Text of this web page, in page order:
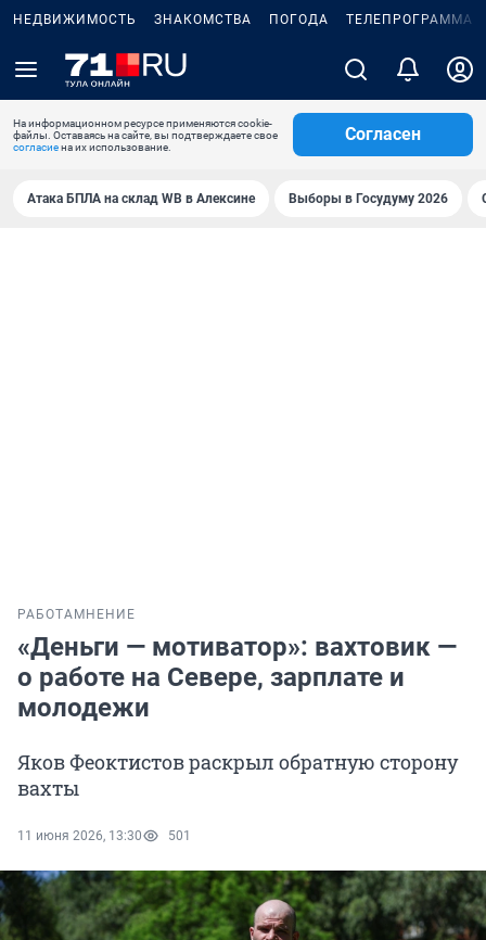
НЕДВИЖИМОСТЬ ЗНАКОМСТВА ПОГОДА ТЕЛЕПРОГРАММА
На информационном ресурсе применяются cookie-
файлы. Оставаясь на сайте, вы подтверждаете свое
согласиена их использование.
Согласен
Атака БПЛА на склад WB в Алексине Выборы в Госудуму 2026
РАБОТА МНЕНИЕ
«Деньги — мотиватор»: вахтовик —
о работе на Севере, зарплате и
молодежи
Яков Феоктистов раскрыл обратную сторону
вахты
11 июня 2026, 13:30 501